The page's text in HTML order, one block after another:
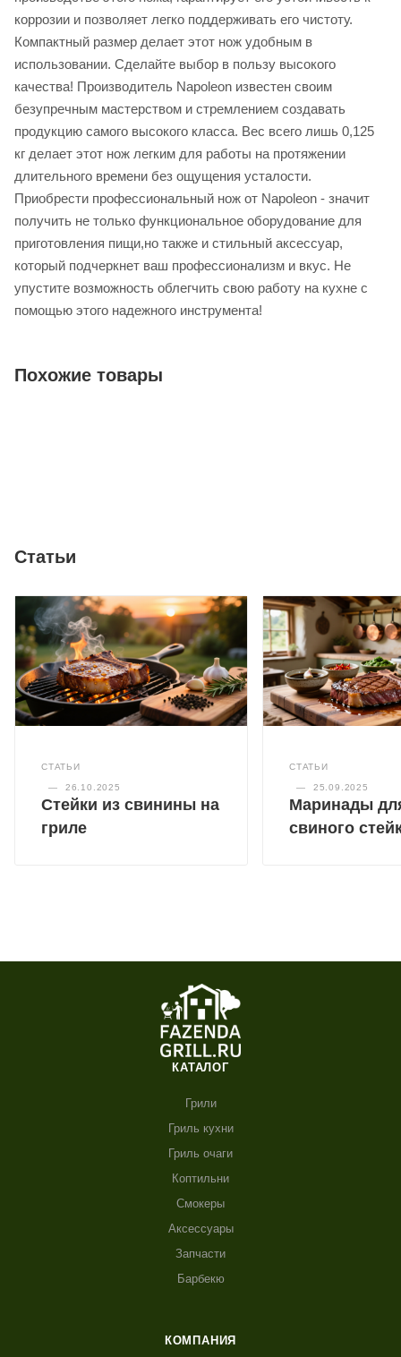
коррозии и позволяет легко поддерживать его чистоту.
Компактный размер делает этот нож удобным в
использовании. Сделайте выбор в пользу высокого
качества! Производитель Napoleon известен своим
безупречным мастерством и стремлением создавать
продукцию самого высокого класса. Вес всего лишь 0,125
кг делает этот нож легким для работы на протяжении
длительного времени без ощущения усталости.
Приобрести профессиональный нож от Napoleon - значит
получить не только функциональное оборудование для
приготовления пищи,но также и стильный аксессуар,
который подчеркнет ваш профессионализм и вкус. Не
упустите возможность облегчить свою работу на кухне с
помощью этого надежного инструмента!
Похожие товары
Статьи
СТАТЬИ
— 26.10.2025
Стейки из свинины на
гриле
СТАТЬИ
— 25.09.2025
Маринады
свиного
КАТАЛОГ
Грили
Гриль кухни
Гриль очаги
Коптильни
Смокеры
Аксессуары
Запчасти
Барбекю
КОМПАНИЯ